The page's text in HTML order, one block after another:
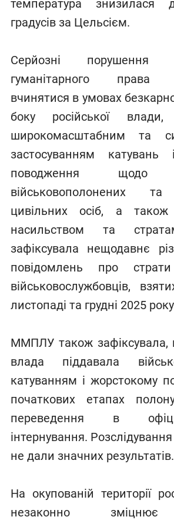
температура
градусів за Цельсієм.
Серйозні порушення
гуманітарного права
вчинятися в умовах
боку російської
широкомасштабним та
застосуванням катувань
поводження щодо
військовополонених
цивільних осіб, а також
насильством та
зафіксувала нещодавнє
повідомлень про страти
військовослужбовців,
листопаді та грудні 2025
ММПЛУ також зафіксувала,
влада піддавала
катуванням і жорстокому
початкових етапах
переведення в
інтернування.
не дали значних результатів.
На окупованій території
незаконно зміцнює